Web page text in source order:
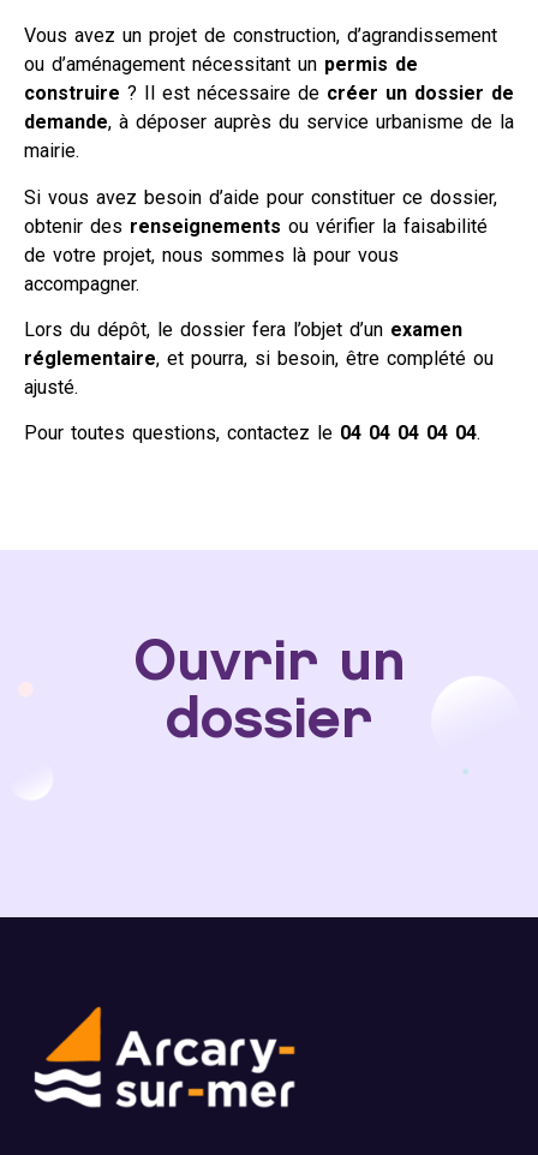
Vous avez un projet de construction, d’agrandissement
ou d’aménagement nécessitant un permis de
construire ? Il est nécessaire de créer un dossier de
demande, à déposer auprès du service urbanisme de la
mairie.
Si vous avez besoin d’aide pour constituer ce dossier,
obtenir des renseignements ou vérifier la faisabilité
de votre projet, nous sommes là pour vous
accompagner.
Lors du dépôt, le dossier fera l’objet d’un examen
réglementaire, et pourra, si besoin, être complété ou
ajusté.
Pour toutes questions, contactez le 04 04 04 04 04.
Ouvrir un
dossier